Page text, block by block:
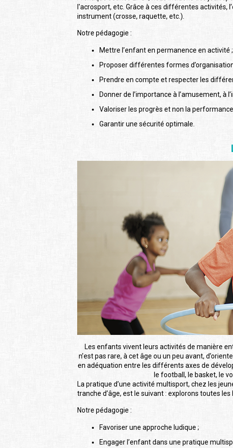
l'acrosport, etc. Grâce à ces différentes activités,
instrument (crosse, raquette, etc.).
Notre pédagogie :
Mettre l’enfant en permanence en activité ;
Proposer différentes formes
Prendre en compte et respecter les
Donner de l’importance à l’amusement, à
Valoriser les progrès et non la
Garantir une sécurité optimale.
Les enfants vivent leurs activités de manière
n’est pas rare, à cet âge ou un peu avant,
en adéquation entre les différents axes de
le football, le basket, le
La pratique d’une activité multisport, chez les
tranche d’âge, est le suivant : explorons toutes
Notre pédagogie :
Favoriser une approche ludique ;
Engager l’enfant dans une pratique